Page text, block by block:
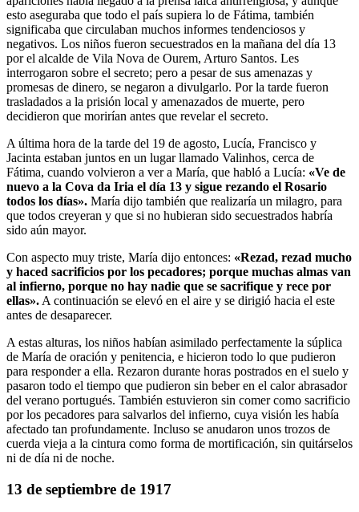
esto aseguraba que todo el país supiera lo de Fátima, también
significaba que circulaban muchos informes tendenciosos y
negativos. Los niños fueron secuestrados en la mañana del día 13
por el alcalde de Vila Nova de Ourem, Arturo Santos. Les
interrogaron sobre el secreto; pero a pesar de sus amenazas y
promesas de dinero, se negaron a divulgarlo. Por la tarde fueron
trasladados a la prisión local y amenazados de muerte, pero
decidieron que morirían antes que revelar el secreto.
A última hora de la tarde del 19 de agosto, Lucía, Francisco y
Jacinta estaban juntos en un lugar llamado Valinhos, cerca de
Fátima, cuando volvieron a ver a María, que habló a Lucía: «Ve de
nuevo a la Cova da Iria el día 13 y sigue rezando el Rosario
todos los días». María dijo también que realizaría un milagro, para
que todos creyeran y que si no hubieran sido secuestrados habría
sido aún mayor.
Con aspecto muy triste, María dijo entonces: «Rezad, rezad mucho
y haced sacrificios por los pecadores; porque muchas almas van
al infierno, porque no hay nadie que se sacrifique y rece por
ellas». A continuación se elevó en el aire y se dirigió hacia el este
antes de desaparecer.
A estas alturas, los niños habían asimilado perfectamente la súplica
de María de oración y penitencia, e hicieron todo lo que pudieron
para responder a ella. Rezaron durante horas postrados en el suelo y
pasaron todo el tiempo que pudieron sin beber en el calor abrasador
del verano portugués. También estuvieron sin comer como sacrificio
por los pecadores para salvarlos del infierno, cuya visión les había
afectado tan profundamente. Incluso se anudaron unos trozos de
cuerda vieja a la cintura como forma de mortificación, sin quitárselos
ni de día ni de noche.
13 de septiembre de 1917